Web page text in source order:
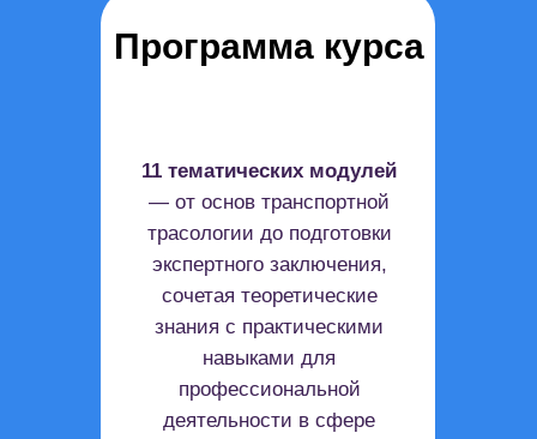
Программа курса
11 тематических модулей
— от основ транспортной
трасологии до подготовки
экспертного заключения,
сочетая теоретические
знания с практическими
навыками для
профессиональной
деятельности в сфере